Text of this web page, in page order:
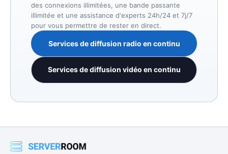
des connexions illimitées, une bande passante
illimitée et une assistance d'experts 24h/24 et 7j/7
pour vous permettre de rester en direct.
Services de diffusion radio en continu
Services de diffusion vidéo en continu